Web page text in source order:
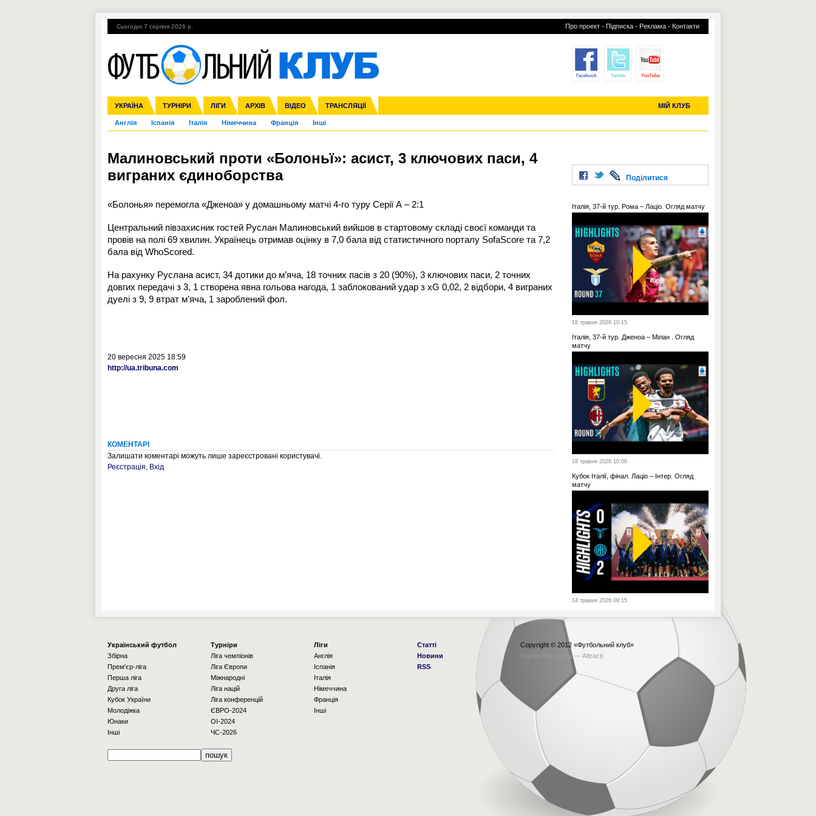
Сьогодні 7 серпня 2026 р. Про проект - Підписка - Реклама - Контакти
УКРАЇНА ТУРНІРИ ЛІГИ АРХІВ ВІДЕО ТРАНСЛЯЦІЇ МІЙ КЛУБ
Збірна Прем'єр-ліга Перша ліга Друга ліга Кубок України Молодіжка
Ліга чемпіонів Ліга Європи Міжнародні Ліга націй Ліга конференцій
Англія Іспанія Італія Німеччина Франція Інші
ЧС-2014 ЄВРО-2016 Росія Кубок конфедерацій ЧЄ-2015 (U-21)
Гарячі теми УПЛ, 1-й тур ВІЙНА УПЛ-ПЕРЕХОДИ УСІ ТРАНСФЕРИ
Малиновський проти «Болоньї»: асист, 3 ключових паси, 4
виграних єдиноборства
«Болонья» перемогла «Дженоа» у домашньому матчі 4-го туру Серії А – 2:1
Центральний півзахисник гостей Руслан Малиновський вийшов в стартовому складі своєї команди та
провів на полі 69 хвилин. Українець отримав оцінку в 7,0 бала від статистичного порталу SofaScore та 7,2
бала від WhoScored.
На рахунку Руслана асист, 34 дотики до м’яча, 18 точних пасів з 20 (90%), 3 ключових паси, 2 точних
довгих передачі з 3, 1 створена явна гольова нагода, 1 заблокований удар з xG 0,02, 2 відбори, 4 виграних
дуелі з 9, 9 втрат м’яча, 1 зароблений фол.
20 вересня 2025 18:59
http://ua.tribuna.com
КОМЕНТАРІ
Залишати коментарі можуть лише зареєстровані користувачі.
Реєстрація, Вхід
Поділитися
Італія, 37-й тур. Рома – Лаціо. Огляд матчу
18 травня 2026 10:15
Італія, 37-й тур. Дженоа – Мілан . Огляд
матчу
18 травня 2026 10:00
Кубок Італії, фінал. Лаціо – Інтер. Огляд
матчу
14 травня 2026 09:15
Українcький футбол
Збірна
Прем'єр-ліга
Перша ліга
Друга ліга
Кубок України
Молодіжка
Юнаки
Інші
Турніри
Ліга чемпіонів
Ліга Європи
Міжнародні
Ліга націй
Ліга конференцій
ЄВРО-2024
OI-2024
ЧС-2026
Ліги
Англія
Іспанія
Італія
Німеччина
Франція
Інші
Статті
Новини
RSS
Copyright © 2012 «Футбольний клуб»
Рорзробка сайта — Attracti